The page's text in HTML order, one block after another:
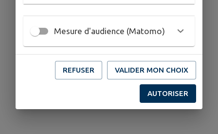
Mesure d'audience (Matomo)
REFUSER VALIDER MON CHOIX
AUTORISER